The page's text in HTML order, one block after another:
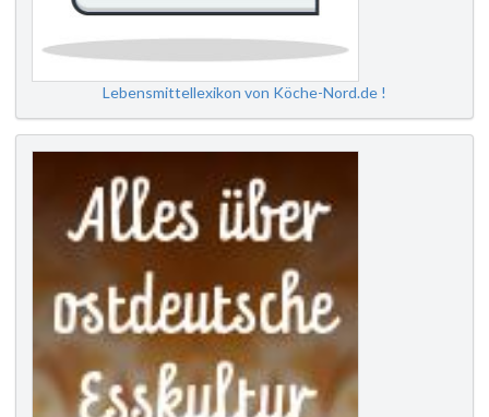
Lebensmittellexikon von Köche-Nord.de !